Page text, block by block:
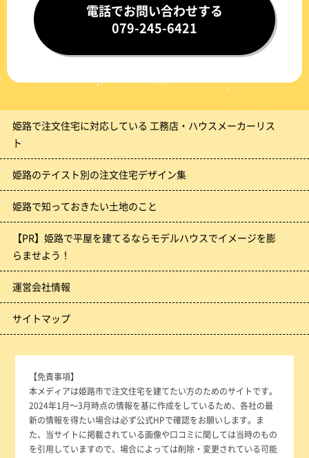
電話でお問い合わせする
079-245-6421
姫路で注文住宅に対応している 工務店・ハウスメーカーリス
ト
姫路のテイスト別の注文住宅デザイン集
姫路で知っておきたい土地のこと
【PR】姫路で平屋を建てるならモデルハウスでイメージを膨
らませよう！
運営会社情報
サイトマップ
【免責事項】
本メディアは姫路市で注文住宅を建てたい方のためのサイトです。
2024年1月～3月時点の情報を基に作成をしているため、各社の最
新の情報を得たい場合は必ず公式HPで確認をお願いします。ま
た、当サイトに掲載されている画像や口コミに関しては当時のもの
を引用していますので、場合によっては削除・変更されている可能